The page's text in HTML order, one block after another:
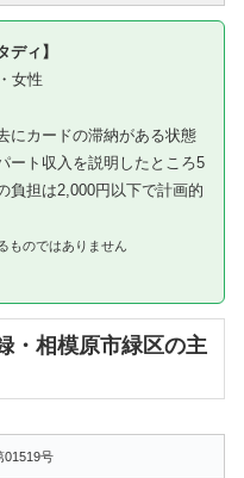
ディ】
女性
にカードの滞納がある状態
ート収入を説明したところ5
負担は2,000円以下で計画的
ものではありません
・相模原市緑区の主
01519号